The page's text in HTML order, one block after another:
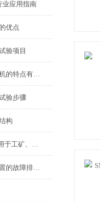
业应用指南
优点
验项目
组合式在线阀门研磨机的特点有哪些？
验步骤
构
BZ3标准电阻主要适用于工矿、学校、科研使用
电缆交流耐压试验装置的故障排除与维修